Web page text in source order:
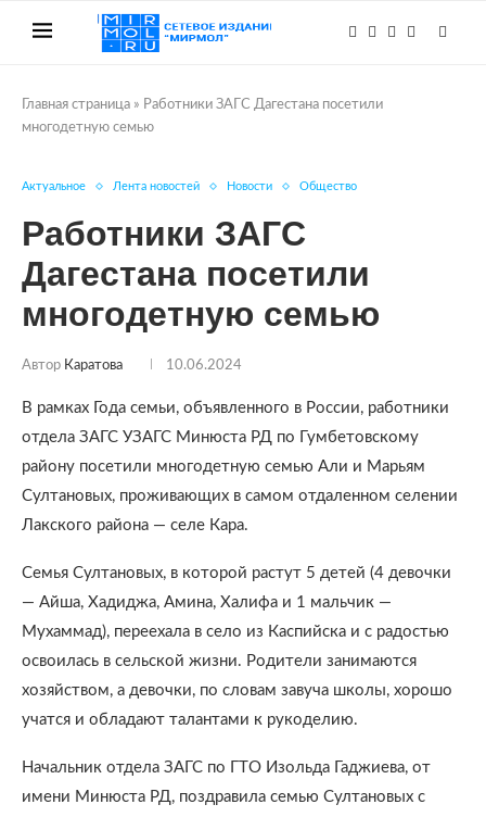
Главная страница » Работники ЗАГС Дагестана посетили
многодетную семью
Актуальное Лента новостей Новости Общество
Работники ЗАГС
Дагестана посетили
многодетную семью
Автор Каратова 10.06.2024
В рамках Года семьи, объявленного в России, работники
отдела ЗАГС УЗАГС Минюста РД по Гумбетовскому
району посетили многодетную семью Али и Марьям
Султановых, проживающих в самом отдаленном селении
Лакского района — селе Кара.
Семья Султановых, в которой растут 5 детей (4 девочки
— Айша, Хадиджа, Амина, Халифа и 1 мальчик —
Мухаммад), переехала в село из Каспийска и с радостью
освоилась в сельской жизни. Родители занимаются
хозяйством, а девочки, по словам завуча школы, хорошо
учатся и обладают талантами к рукоделию.
Начальник отдела ЗАГС по ГТО Изольда Гаджиева, от
имени Минюста РД, поздравила семью Султановых с